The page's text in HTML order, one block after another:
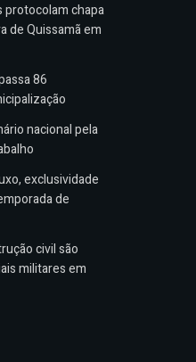
protocolam chapa
de Quissamã em
86
nacional pela
exclusividade
de
civil são
militares em